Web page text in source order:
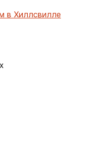
в Хиллсвилле